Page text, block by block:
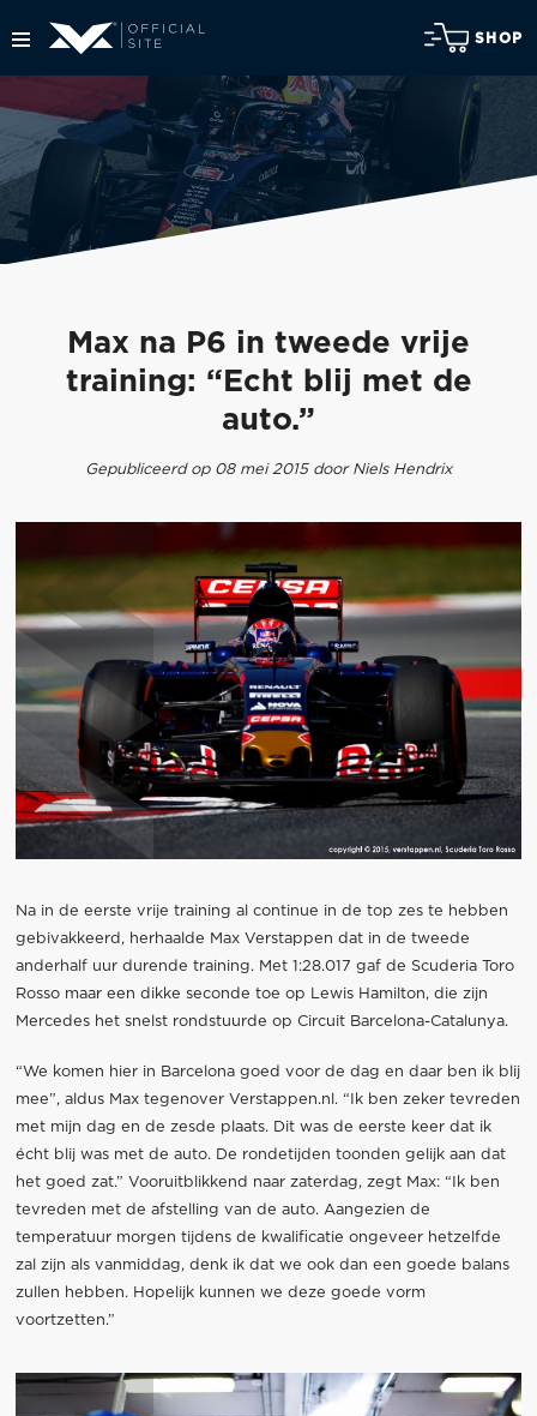
SHOP
Max na P6 in tweede vrije
training: “Echt blij met de
auto.”
Gepubliceerd op 08 mei 2015 door Niels Hendrix
Na in de eerste vrije training al continue in de top zes te hebben
gebivakkeerd, herhaalde Max Verstappen dat in de tweede
anderhalf uur durende training. Met 1:28.017 gaf de Scuderia Toro
Rosso maar een dikke seconde toe op Lewis Hamilton, die zijn
Mercedes het snelst rondstuurde op Circuit Barcelona-Catalunya.
“We komen hier in Barcelona goed voor de dag en daar ben ik blij
mee”, aldus Max tegenover Verstappen.nl. “Ik ben zeker tevreden
met mijn dag en de zesde plaats. Dit was de eerste keer dat ik
écht blij was met de auto. De rondetijden toonden gelijk aan dat
het goed zat.” Vooruitblikkend naar zaterdag, zegt Max: “Ik ben
tevreden met de afstelling van de auto. Aangezien de
temperatuur morgen tijdens de kwalificatie ongeveer hetzelfde
zal zijn als vanmiddag, denk ik dat we ook dan een goede balans
zullen hebben. Hopelijk kunnen we deze goede vorm
voortzetten.”